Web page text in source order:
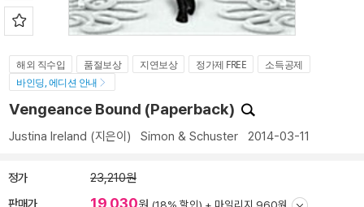
해외 직수입 품절보상 지연보상 정가제 FREE
소득공제
바인딩, 에디션 안내
Vengeance Bound (Paperback)
Justina Ireland (지은이) Simon & Schuster 2014-03-11
정가 23,210원
판매가 19,030